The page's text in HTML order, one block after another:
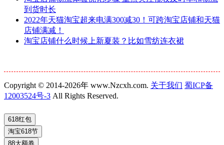
到货时长
2022年天猫淘宝超来电满300减30！可跨淘宝店铺和天猫
店铺满减！
淘宝店铺什么时候上新夏装？比如雪纺连衣裙
Copyright © 2014-2026年 www.Nzcxh.com. 关于我们 蜀ICP备
12003524号-3 All Rights Reserved.